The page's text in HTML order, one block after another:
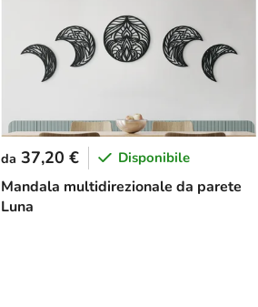
Mandala multidirezionale da parete
Luna
da 37,20 € Disponibile